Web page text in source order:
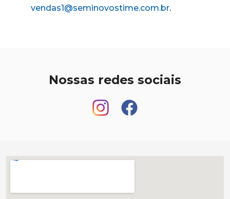
vendas1@seminovostime.com.br.
Nossas redes sociais